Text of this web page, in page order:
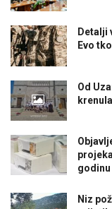
Detalji
Evo
Od
godinu
Niz